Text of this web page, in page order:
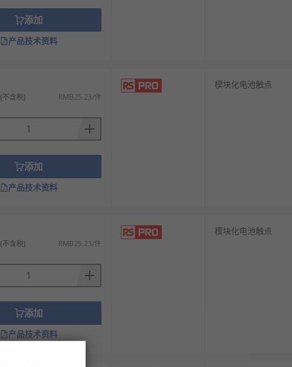
添加
产品技术资料
(不含税) RMB25.23/件
添加
产品技术资料
模块化电池触点
(不含税) RMB25.23/件
添加
产品技术资料
模块化电池触点